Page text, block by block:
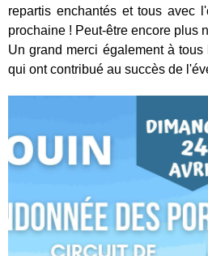
repartis enchantés et tous avec
prochaine ! Peut-être encore plus
Un grand merci également à
qui ont contribué au succès de